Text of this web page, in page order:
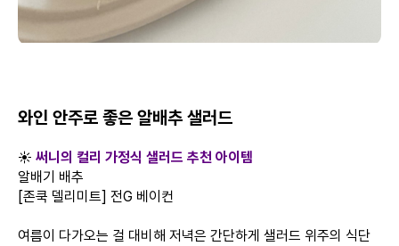
와인 안주로 좋은 알배추 샐러드
☀️ 써니의 컬리 가정식 샐러드 추천 아이템
알배기 배추
[존쿡 델리미트] 전G 베이컨
여름이 다가오는 걸 대비해 저녁은 간단하게 샐러드 위주의 식단